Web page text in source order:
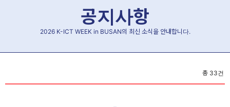
공지사항
2026 K-ICT WEEK in BUSAN의 최신 소식을 안내합니다.
총 33건